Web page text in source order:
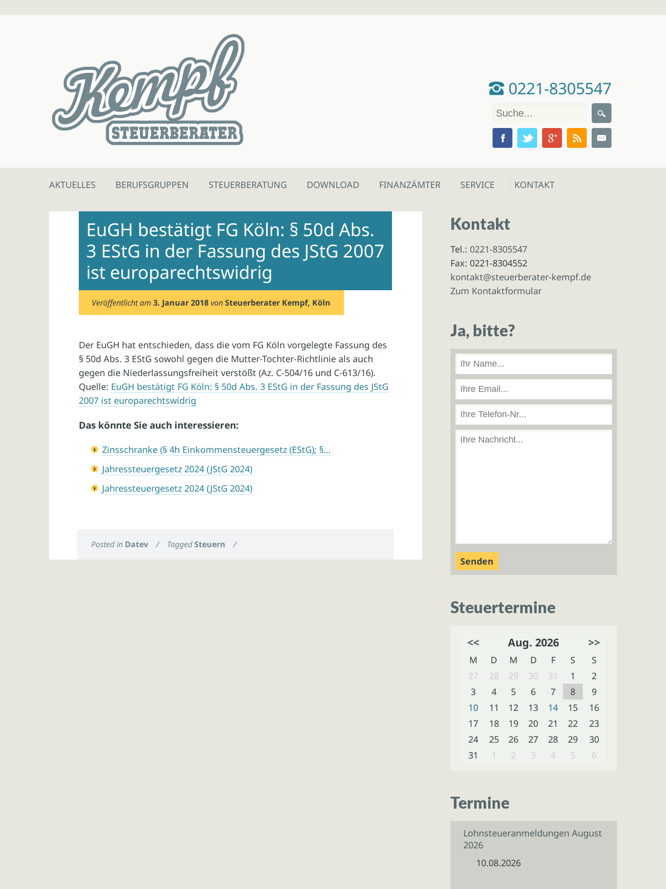
0221-8305547
Skip
AKTUELLES BERUFSGRUPPEN STEUERBERATUNG DOWNLOAD FINANZÄMTER SERVICE KONTAKT
EuGH bestätigt FG Köln: § 50d Abs.
3 EStG in der Fassung des JStG 2007
ist europarechtswidrig
Veröffentlicht am3. Januar 2018 vonSteuerberater Kempf, Köln
Der EuGH hat entschieden, dass die vom FG Köln vorgelegte Fassung des
§ 50d Abs. 3 EStG sowohl gegen die Mutter-Tochter-Richtlinie als auch
gegen die Niederlassungsfreiheit verstößt (Az. C-504/16 und C-613/16).
Quelle: EuGH bestätigt FG Köln: § 50d Abs. 3 EStG in der Fassung des JStG
2007 ist europarechtswidrig
Das könnte Sie auch interessieren:
Zinsschranke (§ 4h Einkommensteuergesetz (EStG); §…
Jahressteuergesetz 2024 (JStG 2024)
Jahressteuergesetz 2024 (JStG 2024)
Posted in Datev / TaggedSteuern /
Kontakt
Tel.: 0221-8305547
Fax: 0221-8304552
kontakt@steuerberater-kempf.de
Zum Kontaktformular
Ja, bitte?
Steuertermine
<< Aug. 2026 >>
M D M D F S
S
27
28 29 30 31 1
2
3
4 5 6 7 8
9
10
11 12 13 14 15
16
17
18 19 20 21 22
23
24
25 26 27 28 29
30
31
1 2 3 4 5 6
Termine
Lohnsteueranmeldungen August
2026
10.08.2026